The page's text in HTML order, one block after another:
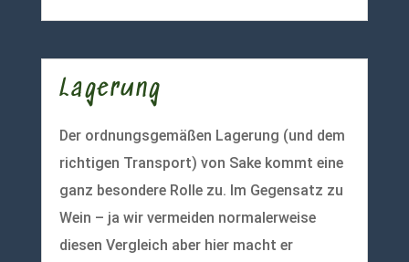
Lagerung
Der ordnungsgemäßen Lagerung (und dem
richtigen Transport) von Sake kommt eine
ganz besondere Rolle zu. Im Gegensatz zu
Wein – ja wir vermeiden normalerweise
diesen Vergleich aber hier macht er